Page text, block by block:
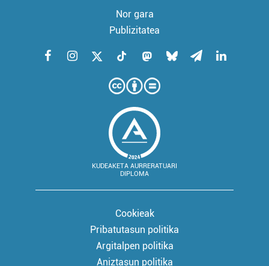
Nor gara
Publizitatea
KUDEAKETA AURRERATUARI
DIPLOMA
Cookieak
Pribatutasun politika
Argitalpen politika
Aniztasun politika